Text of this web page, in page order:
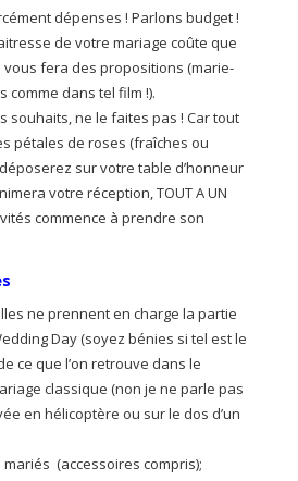
dépenses ! Parlons budget !
de votre mariage coûte que
vous fera des propositions (marie-
comme dans tel film !).
souhaits, ne le faites pas ! Car tout
pétales de roses (fraîches ou
sur votre table d’honneur
votre réception, TOUT A UN
commence à prendre son
ne prennent en charge la partie
Day (soyez bénies si tel est le
ce que l’on retrouve dans le
classique (non je ne parle pas
en hélicoptère ou sur le dos d’un
(accessoires compris);